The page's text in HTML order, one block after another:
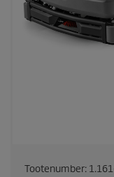
Tootenumber: